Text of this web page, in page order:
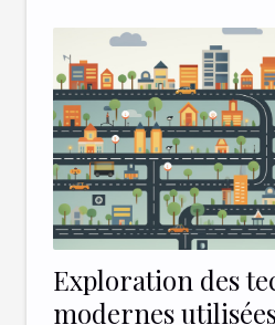
Exploration des
modernes